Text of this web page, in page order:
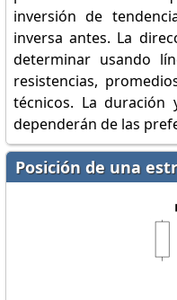
inversión de
inversa antes. La
determinar usando
resistencias,
técnicos. La
dependerán de las
Posición de una